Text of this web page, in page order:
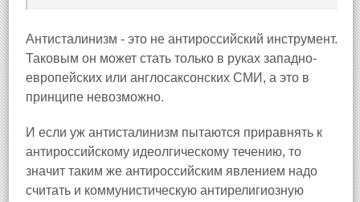
Антисталинизм - это не антироссийский инструмент.
Таковым он может стать только в руках западно-
европейских или англосаксонских СМИ, а это в
принципе невозможно.
И если уж антисталинизм пытаются приравнять к
антироссийскому идеолгическому течению, то
значит таким же антироссийским явлением надо
считать и коммунистическую антирелигиозную